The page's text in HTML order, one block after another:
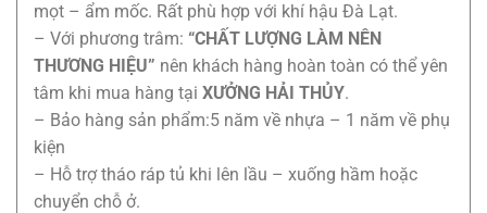
mọt – ẩm mốc. Rất phù hợp với khí hậu Đà Lạt.
– Với phương trâm: “CHẤT LƯỢNG LÀM NÊN
THƯƠNG HIỆU” nên khách hàng hoàn toàn có thể yên
tâm khi mua hàng tại XƯỞNG HẢI THỦY.
– Bảo hàng sản phẩm:5 năm về nhựa – 1 năm về phụ
kiện
– Hỗ trợ tháo ráp tủ khi lên lầu – xuống hầm hoặc
chuyển chỗ ở.